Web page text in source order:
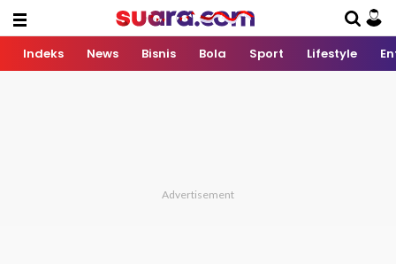
Indeks News Bisnis Bola Sport Lifestyle